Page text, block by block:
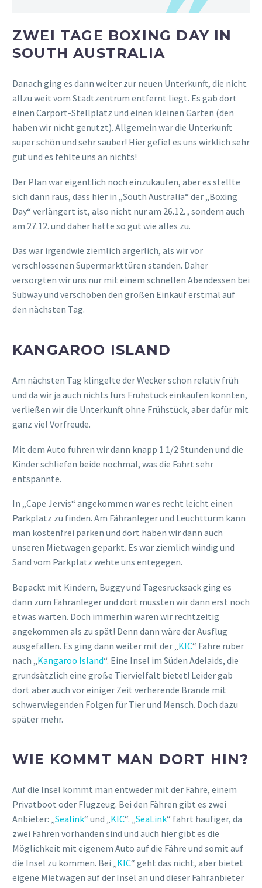
ZWEI TAGE BOXING DAY IN
SOUTH AUSTRALIA
Danach ging es dann weiter zur neuen Unterkunft, die nicht
allzu weit vom Stadtzentrum entfernt liegt. Es gab dort
einen Carport-Stellplatz und einen kleinen Garten (den
haben wir nicht genutzt). Allgemein war die Unterkunft
super schön und sehr sauber! Hier gefiel es uns wirklich sehr
gut und es fehlte uns an nichts!
Der Plan war eigentlich noch einzukaufen, aber es stellte
sich dann raus, dass hier in „South Australia“ der „Boxing
Day“ verlängert ist, also nicht nur am 26.12. , sondern auch
am 27.12. und daher hatte so gut wie alles zu.
Das war irgendwie ziemlich ärgerlich, als wir vor
verschlossenen Supermarkttüren standen. Daher
versorgten wir uns nur mit einem schnellen Abendessen bei
Subway und verschoben den großen Einkauf erstmal auf
den nächsten Tag.
KANGAROO ISLAND
Am nächsten Tag klingelte der Wecker schon relativ früh
und da wir ja auch nichts fürs Frühstück einkaufen konnten,
verließen wir die Unterkunft ohne Frühstück, aber dafür mit
ganz viel Vorfreude.
Mit dem Auto fuhren wir dann knapp 1 1/2 Stunden und die
Kinder schliefen beide nochmal, was die Fahrt sehr
entspannte.
In „Cape Jervis“ angekommen war es recht leicht einen
Parkplatz zu finden. Am Fähranleger und Leuchtturm kann
man kostenfrei parken und dort haben wir dann auch
unseren Mietwagen geparkt. Es war ziemlich windig und
Sand vom Parkplatz wehte uns entegegen.
Bepackt mit Kindern, Buggy und Tagesrucksack ging es
dann zum Fähranleger und dort mussten wir dann erst noch
etwas warten. Doch immerhin waren wir rechtzeitig
angekommen als zu spät! Denn dann wäre der Ausflug
ausgefallen. Es ging dann weiter mit der „ KIC“ Fähre rüber
nach „ Kangaroo Island“. Eine Insel im Süden Adelaids, die
grundsätzlich eine große Tiervielfalt bietet! Leider gab
dort aber auch vor einiger Zeit verherende Brände mit
schwerwiegenden Folgen für Tier und Mensch. Doch dazu
später mehr.
WIE KOMMT MAN DORT HIN?
Auf die Insel kommt man entweder mit der Fähre, einem
Privatboot oder Flugzeug. Bei den Fähren gibt es zwei
Anbieter: „Sealink“ und „KIC“. „SeaLink“ fährt häufiger, da
zwei Fähren vorhanden sind und auch hier gibt es die
Möglichkeit mit eigenem Auto auf die Fähre und somit auf
die Insel zu kommen. Bei „KIC“ geht das nicht, aber bietet
eigene Mietwagen auf der Insel an und dieser Fähranbieter